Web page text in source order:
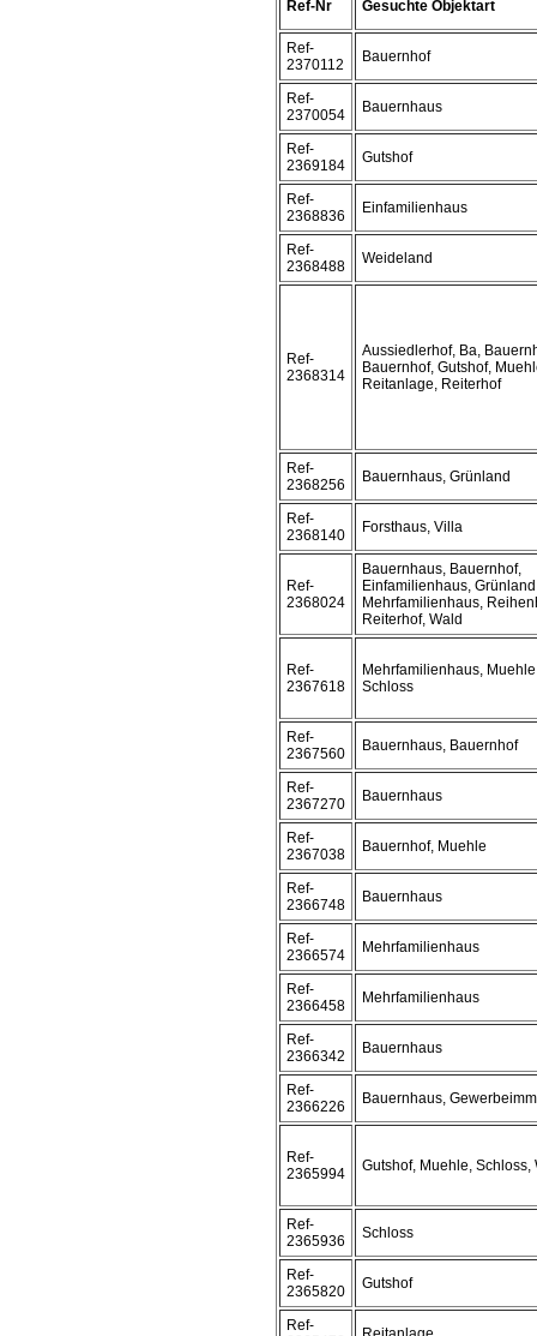
Ref-Nr Gesuchte Objektart
Ref-
2370112
Bauernhof
Ref-
2370054
Bauernhaus
Ref-
2369184
Gutshof
Ref-
2368836
Einfamilienhaus
Ref-
2368488
Weideland
Ref-
2368314
Aussiedlerhof, Ba,
Bauernhof, Gutshof,
Reitanlage, Reiterhof
Ref-
2368256
Bauernhaus, Grünland
Ref-
2368140
Forsthaus, Villa
Ref-
2368024
Bauernhaus, Bauernhof,
Einfamilienhaus,
Mehrfamilienhaus,
Reiterhof, Wald
Ref-
2367618
Mehrfamilienhaus,
Schloss
Ref-
2367560
Bauernhaus, Bauernhof
Ref-
2367270
Bauernhaus
Ref-
2367038
Bauernhof, Muehle
Ref-
2366748
Bauernhaus
Ref-
2366574
Mehrfamilienhaus
Ref-
2366458
Mehrfamilienhaus
Ref-
2366342
Bauernhaus
Ref-
2366226
Bauernhaus,
Ref-
2365994
Gutshof, Muehle, Schloss,
Ref-
2365936
Schloss
Ref-
2365820
Gutshof
Ref-